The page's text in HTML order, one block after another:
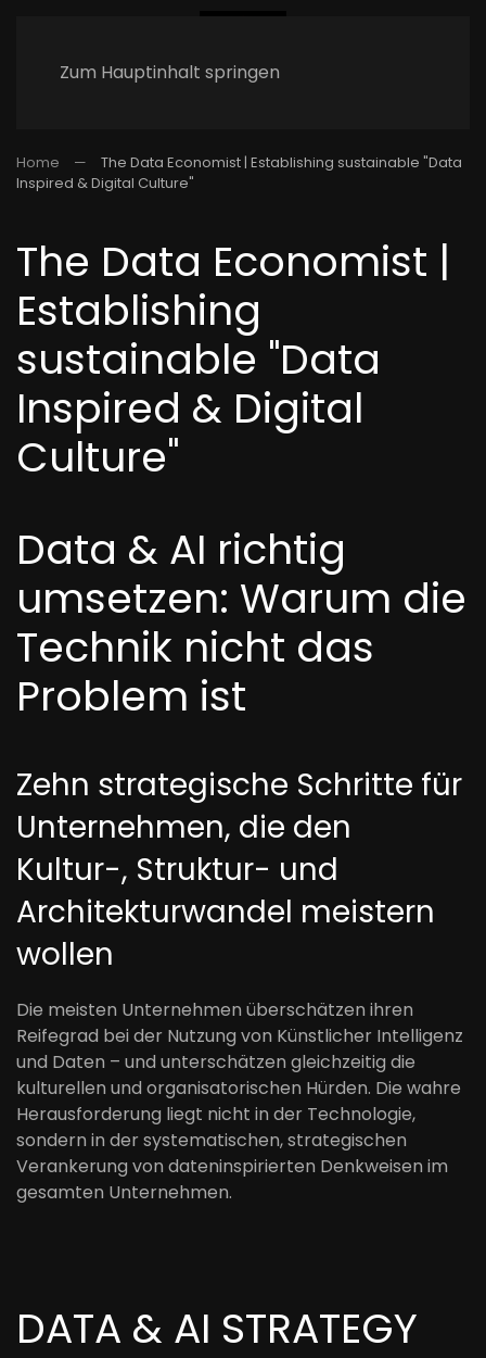
Zum Hauptinhalt springen
Home
The Data Economist | Establishing sustainable "Data
Inspired & Digital Culture"
The Data Economist |
Establishing
sustainable "Data
Inspired & Digital
Culture"
Data & AI richtig
umsetzen: Warum die
Technik nicht das
Problem ist
Zehn strategische Schritte für
Unternehmen, die den
Kultur-, Struktur- und
Architekturwandel meistern
wollen
Die meisten Unternehmen überschätzen ihren
Reifegrad bei der Nutzung von Künstlicher Intelligenz
und Daten – und unterschätzen gleichzeitig die
kulturellen und organisatorischen Hürden. Die wahre
Herausforderung liegt nicht in der Technologie,
sondern in der systematischen, strategischen
Verankerung von dateninspirierten Denkweisen im
gesamten Unternehmen.
DATA & AI STRATEGY